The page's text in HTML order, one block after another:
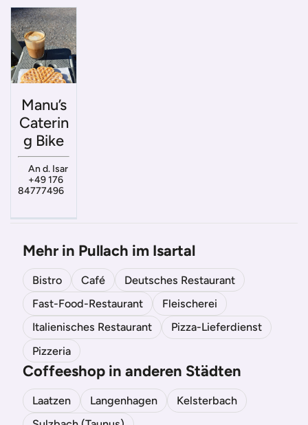
Manu’s
Caterin
g Bike
An d. Isar
+49 176
84777496
Mehr in Pullach im Isartal
Bistro Café
Deutsches Restaurant
Fast-Food-Restaurant
Fleischerei
Italienisches Restaurant
Pizza-Lieferdienst
Pizzeria
Coffeeshop in anderen Städten
Laatzen Langenhagen
Kelsterbach